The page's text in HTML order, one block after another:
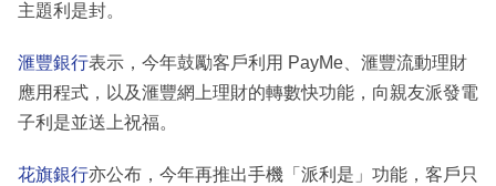
主題利是封。
滙豐銀行表示，今年鼓勵客戶利用 PayMe、滙豐流動理財
應用程式，以及滙豐網上理財的轉數快功能，向親友派發電
子利是並送上祝福。
花旗銀行亦公布，今年再推出手機「派利是」功能，客戶只